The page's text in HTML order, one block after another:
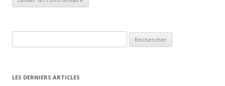
LES DERNIERS ARTICLES